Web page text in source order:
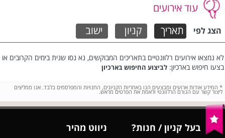
עוד אירועים
הצג לפי תאריך קניון ישוב
לא נמצאו אירועים רלוונטיים בתאריכים המבוקשים, נא נסו שנית בימים הקרובים או
בצעו חיפוש בארכיון: לביצוע החיפוש בארכיון
* המידע אודות ארועים ומבצעים הנו באחריות הקניונים, החנויות והמפרסמים בלבד. אנו ממליצים
ליצור קשר עם הגורם הרלוונטי ולאמת את הפרטים מראש.
בעל קניון / חנות?
ניווט מהיר